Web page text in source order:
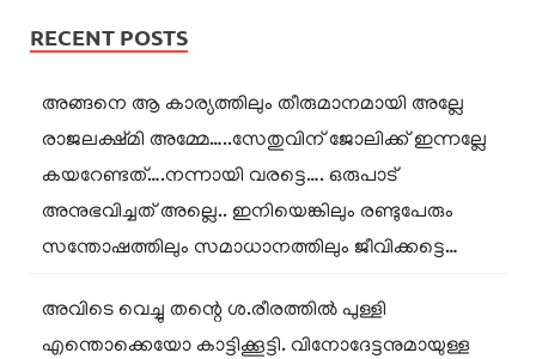
RECENT POSTS
അങ്ങനെ ആ കാര്യത്തിലും തീരുമാനമായി അല്ലേ
രാജലക്ഷ്മി അമ്മേ…..സേതുവിന് ജോലിക്ക് ഇന്നല്ലേ
കയറേണ്ടത്….നന്നായി വരട്ടെ…. ഒരുപാട്
അനുഭവിച്ചത് അല്ലെ.. ഇനിയെങ്കിലും രണ്ടുപേരും
സന്തോഷത്തിലും സമാധാനത്തിലും ജീവിക്കട്ടെ…
അവിടെ വെച്ചു തന്റെ ശ.രീരത്തിൽ പുള്ളി
എന്തൊക്കെയോ കാട്ടിക്കൂട്ടി. വിനോദേട്ടനുമായുള്ള